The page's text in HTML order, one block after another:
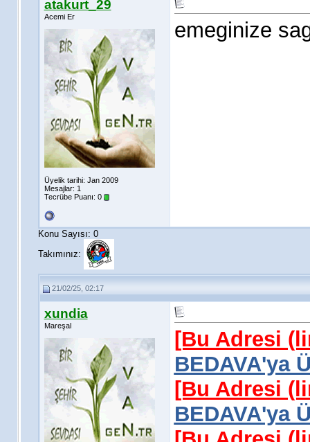
atakurt_29
Acemi Er
Üyelik tarihi: Jan 2009
Mesajlar: 1
Tecrübe Puanı: 0
emeginize
Konu Sayısı: 0
Takımınız:
21/02/25, 02:17
xundia
Mareşal
[Bu Adresi
BEDAVA'ya
[Bu Adresi
BEDAVA'ya